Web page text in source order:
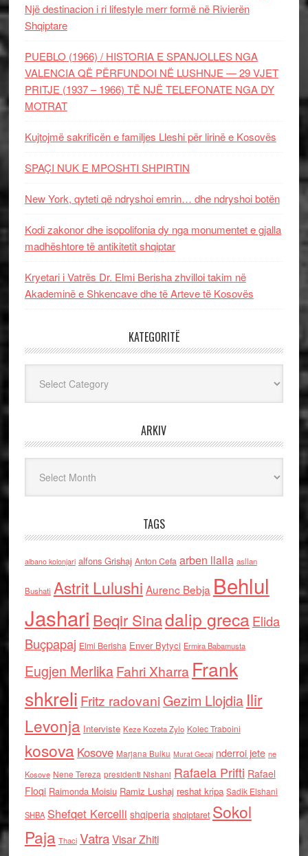
Një destinacion i ri lifestyle merr formë në Rivierën
Shqiptare
PUEBLO (1966) / HISTORIA E SPANJOLLES NGA
VALENCIA QË PËRFUNDOI NË LUSHNJE — 29 VJET
PRITJE (1937 – 1966) TË NJË TELEFONATE NGA DY
MOTRAT
Kujtojmë sakrificën e familjes Lleshi për lirinë e Kosovës
SPAÇI NUK E MPOSHTI SHPIRTIN
New York, qyteti që ndryshoi emrin… dhe ndryshoi botën
Kodi zakonor dhe isopolifonia dy nga monumentet e gjalla
madhështore të antikitetit shqiptar
Kryetari i Vatrës Dr. Elmi Berisha zhvilloi takim në
Akademinë e Shkencave dhe të Arteve të Kosovës
KATEGORITË
ARKIV
TAGS
albano kolonjari alfons Grishaj Anton Cefa arben llalla asllan
Bushati Astrit Lulushi Aurenc Bebja Behlul
Jashari Beqir Sinadalip grecaElida
Buçpapaj Elmi Berisha Enver Bytyci Ermira Babamusta
Eugjen MerlikaFahri Xharra Frank
shkreli Fritz radovaniGezim Llojdia Ilir
Levonja Interviste Keze Kozeta Zylo Kolec Traboini
kosova Kosove Marjana Bulku Murat Gecaj nderroi jete ne
Kosove Nene Tereza presidenti Nishani Rafaela Prifti Rafael
Floqi Raimonda Moisiu Ramiz Lushaj reshat kripa Sadik Elshani
SHBA Shefqet Kercelli shqiperia shqiptaret Sokol
Paja Thaci VatraVisar Zhiti